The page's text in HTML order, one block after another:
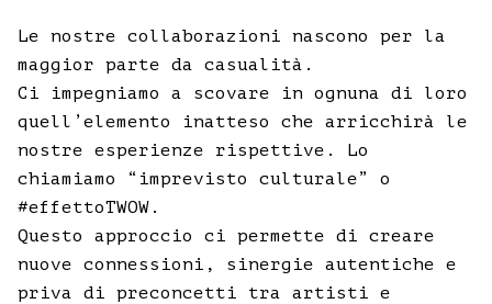
Le nostre collaborazioni nascono per la
maggior parte da casualità.
Ci impegniamo a scovare in ognuna di loro
quell’elemento inatteso che arricchirà le
nostre esperienze rispettive. Lo
chiamiamo “imprevisto culturale” o
#effettoTWOW.
Questo approccio ci permette di creare
nuove connessioni, sinergie autentiche e
priva di preconcetti tra artisti e